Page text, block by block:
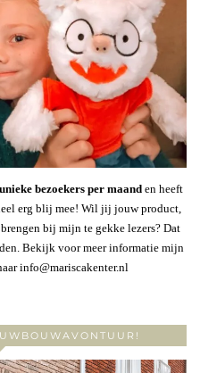
bezoekers per maanden heeft
erg blij mee! Wil jij jouw product,
bij mijn te gekke lezers? Dat
Bekijk voor meer informatie mijn
info@mariscakenter.nl